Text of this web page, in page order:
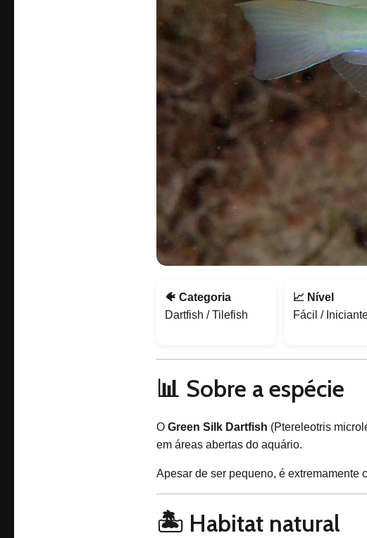
🐠 Categoria
Dartfish / Tilefish
📈 Nível
Fácil /
📊 Sobre a espécie
O Green Silk Dartfish (Ptereleotris
em áreas abertas do aquário.
Apesar de ser pequeno, é extremamente
🏝️ Habitat natural